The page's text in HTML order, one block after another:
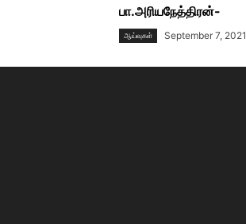
பா.அரியநேத்திரன்-
ஆய்வுகள் September 7, 2021